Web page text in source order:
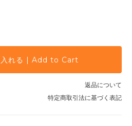
入れる | Add to Cart
返品について
特定商取引法に基づく表記